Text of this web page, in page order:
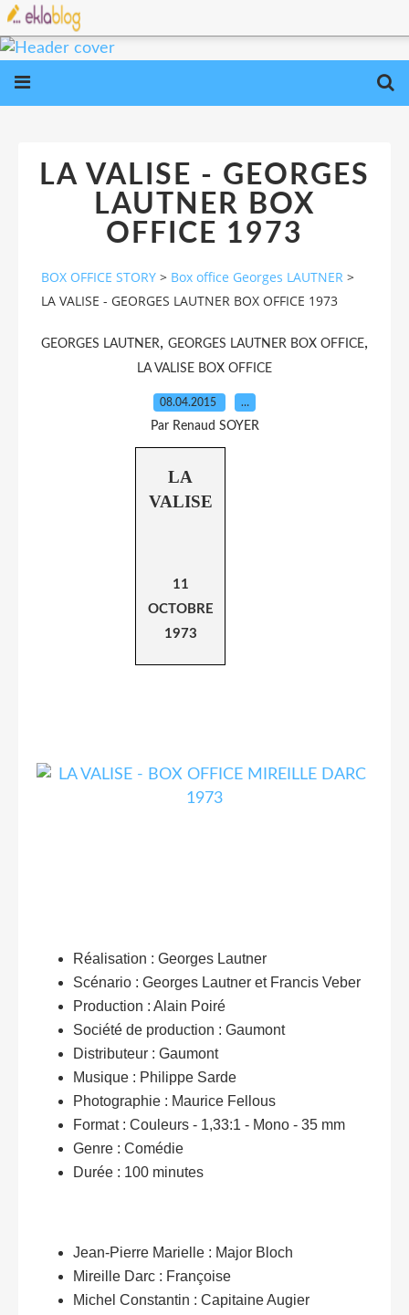
LA VALISE - GEORGES
LAUTNER BOX
OFFICE 1973
BOX OFFICE STORY > Box office Georges LAUTNER >
LA VALISE - GEORGES LAUTNER BOX OFFICE 1973
GEORGES LAUTNER, GEORGES LAUTNER BOX OFFICE,
LA VALISE BOX OFFICE
08.04.2015 …
Par Renaud SOYER
LA
VALISE
11
OCTOBRE
1973
Réalisation : Georges Lautner
Scénario : Georges Lautner et Francis Veber
Production : Alain Poiré
Société de production : Gaumont
Distributeur : Gaumont
Musique : Philippe Sarde
Photographie : Maurice Fellous
Format : Couleurs - 1,33:1 - Mono - 35 mm
Genre : Comédie
Durée : 100 minutes
Jean-Pierre Marielle : Major Bloch
Mireille Darc : Françoise
Michel Constantin : Capitaine Augier